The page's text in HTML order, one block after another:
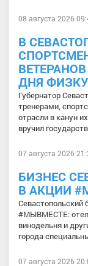
08 августа 2026
В
ДНЯ
Губернатор
тренерами,
отрасли в канун
вручил
07 августа 2026
БИЗНЕС
В АКЦИИ
Севастопольский
#МЫВМЕСТЕ:
винодельня и
города
07 августа 2026